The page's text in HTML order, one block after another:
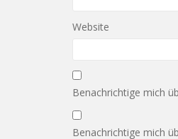
Website
Benachrichtige mich
Benachrichtige mich